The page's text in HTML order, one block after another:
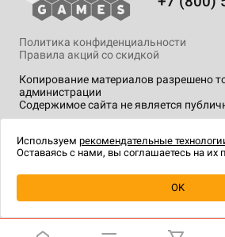
Копирование материалов разрешено
администрации
Содержимое сайта не является
Политика конфиденциальности
Правила акций со скидкой
технологии .
Используем рекомендательные
Оставаясь с нами, вы соглашаетесь на их
OK